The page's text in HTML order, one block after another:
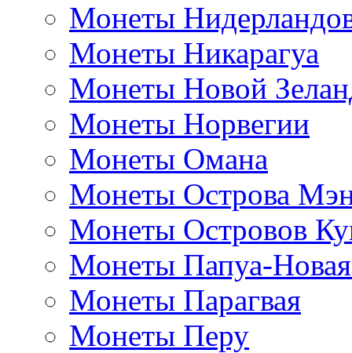
Монеты
Монеты Никарагуа
Монеты Новой
Монеты Норвегии
Монеты Омана
Монеты Острова
Монеты Островов
Монеты Папуа-
Монеты Парагвая
Монеты Перу